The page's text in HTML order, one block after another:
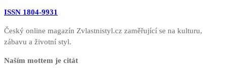
ISSN 1804-9931
Český online magazín Zvlastnistyl.cz zaměřující se na kulturu,
zábavu a životní styl.
Naším mottem je citát